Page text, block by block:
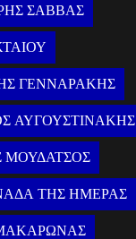
ΣΑΒΒΑΣ
ΓΕΝΝΑΡΑΚΗΣ
ΑΥΓΟΥΣΤΙΝΑΚΗΣ
ΜΟΥΔΑΤΣΟΣ
ΤΗΣ ΗΜΕΡΑΣ